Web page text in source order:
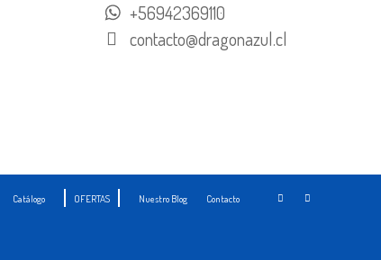
+56942369110
contacto@dragonazul.cl
Catálogo OFERTAS Nuestro Blog Contacto